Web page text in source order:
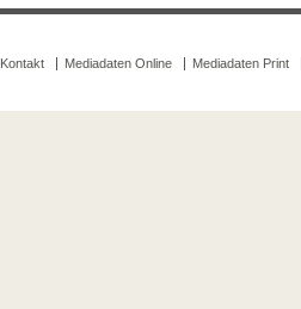
Kontakt Mediadaten Online Mediadaten Print